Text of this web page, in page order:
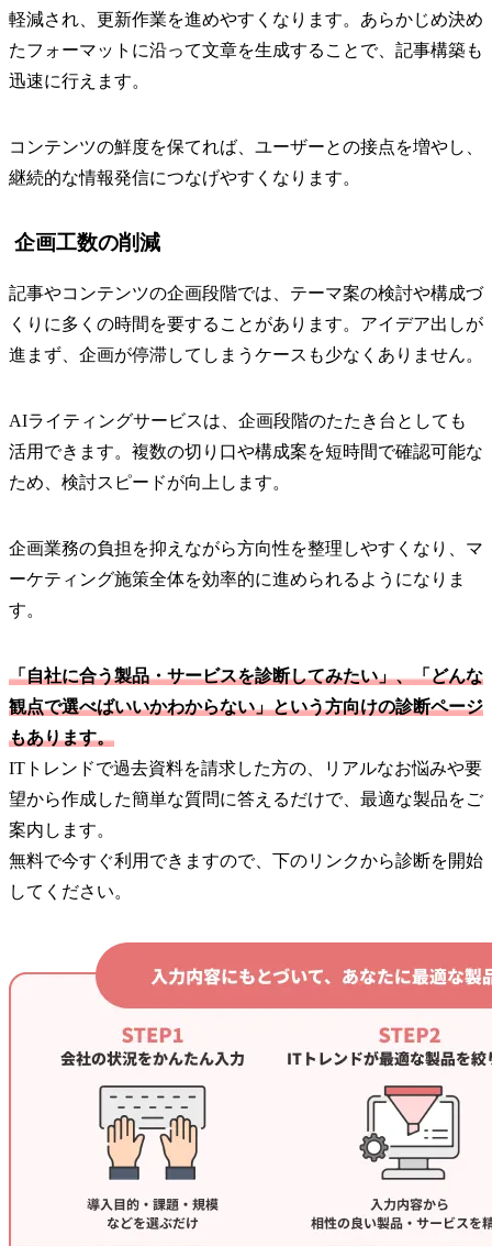
軽減され、更新作業を進めやすくなります。あらかじめ決め
たフォーマットに沿って文章を生成することで、記事構築も
迅速に行えます。
コンテンツの鮮度を保てれば、ユーザーとの接点を増やし、
継続的な情報発信につなげやすくなります。
企画工数の削減
記事やコンテンツの企画段階では、テーマ案の検討や構成づ
くりに多くの時間を要することがあります。アイデア出しが
進まず、企画が停滞してしまうケースも少なくありません。
AIライティングサービスは、企画段階のたたき台としても
活用できます。複数の切り口や構成案を短時間で確認可能な
ため、検討スピードが向上します。
企画業務の負担を抑えながら方向性を整理しやすくなり、マ
ーケティング施策全体を効率的に進められるようになりま
す。
「自社に合う製品・サービスを診断してみたい」、「どんな
観点で選べばいいかわからない」という方向けの診断ページ
もあります。
ITトレンドで過去資料を請求した方の、リアルなお悩みや要
望から作成した簡単な質問に答えるだけで、最適な製品をご
案内します。
無料で今すぐ利用できますので、下のリンクから診断を開始
してください。